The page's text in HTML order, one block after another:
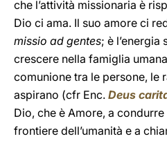
che l’attività missionaria è
Dio ci ama. Il suo amore ci
missio ad gentes; è
crescere nella famiglia
comunione tra le persone, le
aspirano (cfr Enc. Deus
Dio, che è Amore, a
frontiere dell’umanità e a